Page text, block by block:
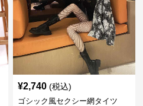
¥2,740 (税込)
ゴシック風セクシー網タイツ